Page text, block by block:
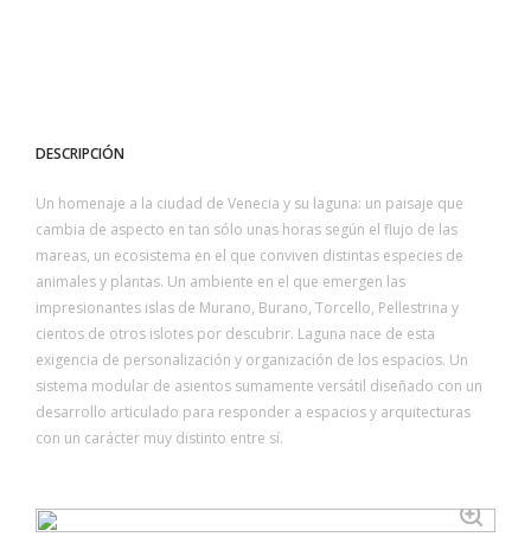
DESCRIPCIÓN
Un homenaje a la ciudad de Venecia y su laguna: un paisaje que
cambia de aspecto en tan sólo unas horas según el flujo de las
mareas, un ecosistema en el que conviven distintas especies de
animales y plantas. Un ambiente en el que emergen las
impresionantes islas de Murano, Burano, Torcello, Pellestrina y
cientos de otros islotes por descubrir. Laguna nace de esta
exigencia de personalización y organización de los espacios. Un
sistema modular de asientos sumamente versátil diseñado con un
desarrollo articulado para responder a espacios y arquitecturas
con un carácter muy distinto entre sí.